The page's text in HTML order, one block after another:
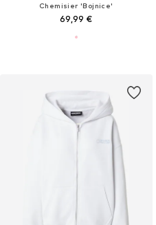
Chemisier 'Bojnice'
69,99 €